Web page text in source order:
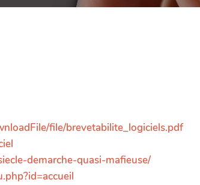
file/brevetabilite_logiciels.pdf
demarche-quasi-mafieuse/